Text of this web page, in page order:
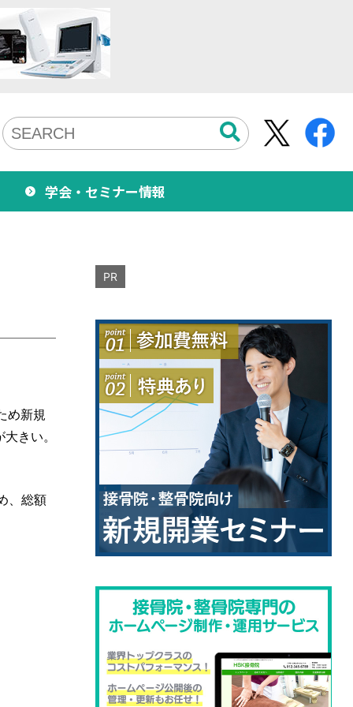
学会・セミナー情報
め新規
きい。
、総額
PR